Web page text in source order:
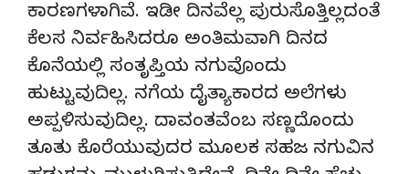
ಕಾರಣಗಳಾಗಿವೆ. ಇಡೀ ದಿನವೆಲ್ಲ ಪುರುಸೊತ್ತಿಲ್ಲದಂತೆ
ಕೆಲಸ ನಿರ್ವಹಿಸಿದರೂ ಅಂತಿಮವಾಗಿ ದಿನದ
ಕೊನೆಯಲ್ಲಿ ಸಂತೃಪ್ತಿಯ ನಗುವೊಂದು
ಹುಟ್ಟುವುದಿಲ್ಲ. ನಗೆಯ ದೈತ್ಯಾಕಾರದ ಅಲೆಗಳು
ಅಪ್ಪಳಿಸುವುದಿಲ್ಲ. ದಾವಂತವೆಂಬ ಸಣ್ಣದೊಂದು
ತೂತು ಕೊರೆಯುವುದರ ಮೂಲಕ ಸಹಜ ನಗುವಿನ